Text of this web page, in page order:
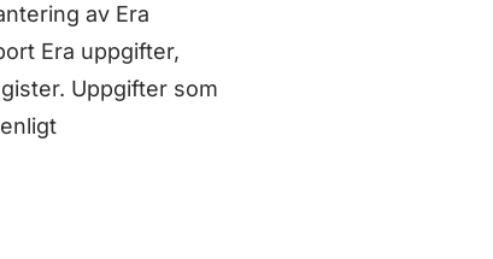
av Era
Era uppgifter,
Uppgifter som